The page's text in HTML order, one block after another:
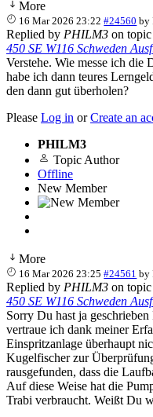
More
16 Mar 2026 23:22 #24560 by
Replied by PHILM3 on topic
450 SE W116 Schweden
Verstehe. Wie messe ich
habe ich dann teures
den dann gut überholen?
Please Log in orCreate an
PHILM3
Topic Author
Offline
New Member
More
16 Mar 2026 23:25 #24561 by
Replied by PHILM3 on topic
450 SE W116 Schweden
Sorry Du hast ja
vertraue ich dank meiner
Einspritzanlage überhaupt
Kugelfischer zur
rausgefunden, dass die
Auf diese Weise hat die
Trabi verbraucht. Weißt Du